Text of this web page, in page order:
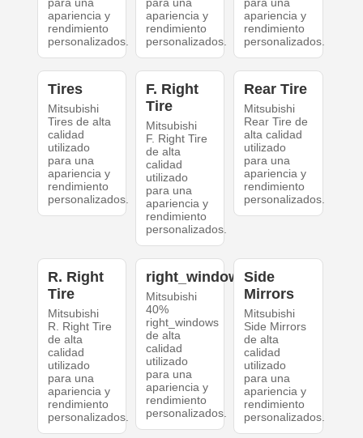
para una
apariencia y
rendimiento
personalizados.
para una
apariencia y
rendimiento
personalizados.
para una
apariencia y
rendimiento
personalizados.
Tires
Mitsubishi
Tires de alta
calidad
utilizado
para una
apariencia y
rendimiento
personalizados.
F. Right
Tire
Mitsubishi
F. Right Tire
de alta
calidad
utilizado
para una
apariencia y
rendimiento
personalizados.
Rear Tire
Mitsubishi
Rear Tire de
alta calidad
utilizado
para una
apariencia y
rendimiento
personalizados.
R. Right
Tire
Mitsubishi
R. Right Tire
de alta
calidad
utilizado
para una
apariencia y
rendimiento
personalizados.
right_windows
Mitsubishi
40%
right_windows
de alta
calidad
utilizado
para una
apariencia y
rendimiento
personalizados.
Side
Mirrors
Mitsubishi
Side Mirrors
de alta
calidad
utilizado
para una
apariencia y
rendimiento
personalizados.